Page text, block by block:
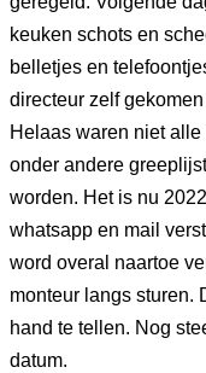
keuken schots en
belletjes en
directeur zelf
Helaas waren niet
onder andere
worden. Het is nu
whatsapp en mail
word overal naartoe
monteur langs sturen.
hand te tellen. Nog
datum.